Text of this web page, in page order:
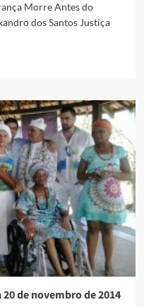
Morre Antes do
dos Santos Justiça
de novembro de 2014